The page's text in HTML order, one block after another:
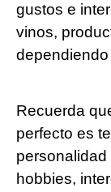
gustos e
vinos,
Recuerda
perfecto es
hobbies,